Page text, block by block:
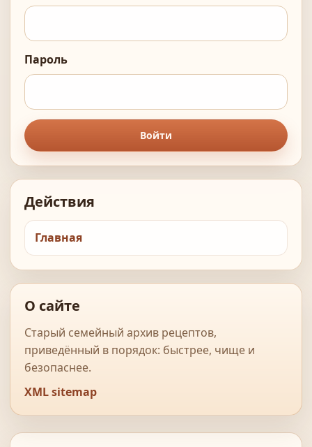
Пароль
Войти
Действия
Главная
О сайте
Старый семейный архив рецептов,
приведённый в порядок: быстрее, чище и
безопаснее.
XML sitemap